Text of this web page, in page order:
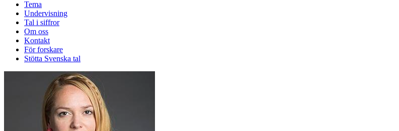
Tema
Undervisning
Tal i siffror
Om oss
Kontakt
För forskare
Stötta Svenska tal